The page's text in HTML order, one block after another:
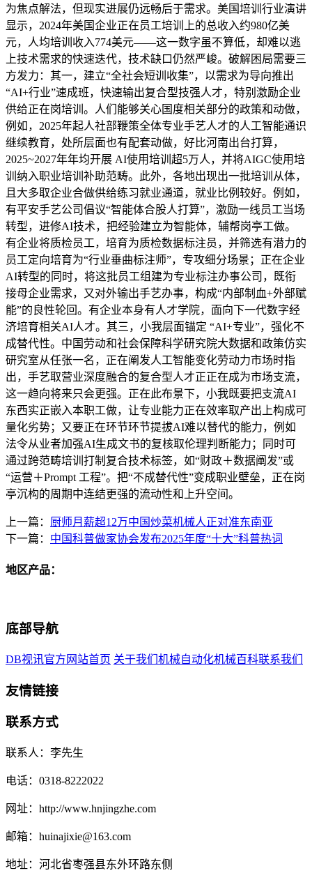
为焦点解法，但现实进展仍远畅后于需求。美国培训行业演讲
显示，2024年美国企业正在员工培训上的总收入约980亿美
元，人均培训收入774美元——这一数字虽不算低，却难以逃
上技术需求的快速迭代，技术缺口仍然严峻。破解困局需要三
方发力：其一，建立“全社会短训收集”，以需求为导向推出
“AI+行业”速成班，快速输出复合型技强人才，特别激励企业
供给正在岗培训。人们能够关心国度相关部分的政策和动做，
例如，2025年起人社部鞭策全体专业手艺人才的人工智能通识
继续教育，处所层面也有配套动做，好比河南出台打算，
2025~2027年年均开展 AI使用培训超5万人，并将AIGC使用培
训纳入职业培训补助范畴。此外，各地出现出一批培训从体，
且大多取企业合做供给练习就业通道，就业比例较好。例如，
有平安手艺公司倡议“智能体合股人打算”，激励一线员工当场
转型，进修AI技术，把经验建立为智能体，辅帮岗亭工做。
有企业将质检员工，培育为质检数据标注员，并筛选有潜力的
员工定向培育为“行业垂曲标注师”，专攻细分场景；正在企业
AI转型的同时，将这批员工组建为专业标注办事公司，既衔
接母企业需求，又对外输出手艺办事，构成“内部制血+外部赋
能”的良性轮回。有企业本身有人才学院，面向下一代数字经
济培育相关AI人才。其三，小我层面锚定 “AI+专业”，强化不
成替代性。中国劳动和社会保障科学研究院大数据和政策仿实
研究室从任张一名，正在阐发人工智能变化劳动力市场时指
出，手艺取营业深度融合的复合型人才正正在成为市场支流，
这一趋向将来只会更强。正在此布景下，小我既要把支流AI
东西实正嵌入本职工做，让专业能力正在效率取产出上构成可
量化劣势；又要正在环节环节提拔AI难以替代的能力，例如
法令从业者加强AI生成文书的复核取伦理判断能力；同时可
通过跨范畴培训打制复合技术标签，如“财政＋数据阐发”或
“运营＋Prompt 工程”。把“不成替代性”变成职业壁垒，正在岗
亭沉构的周期中连结更强的流动性和上升空间。
上一篇： 厨师月薪超12万中国炒菜机械人正对准东南亚
下一篇： 中国科普做家协会发布2025年度“十大”科普热词
地区产品：
底部导航
DB视讯官方网站首页 关于我们 机械自动化机械百科联系我们
友情链接
联系方式
联系人：李先生
电话：0318-8222022
网址：http://www.hnjingzhe.com
邮箱：huinajixie@163.com
地址：河北省枣强县东外环路东侧